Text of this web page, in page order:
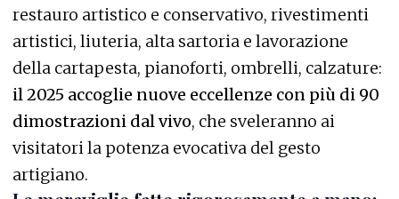
restauro artistico e conservativo, rivestimenti
artistici, liuteria, alta sartoria e lavorazione
della cartapesta, pianoforti, ombrelli, calzature:
il 2025 accoglie nuove eccellenze con più di 90
dimostrazioni dal vivo, che sveleranno ai
visitatori la potenza evocativa del gesto
artigiano.